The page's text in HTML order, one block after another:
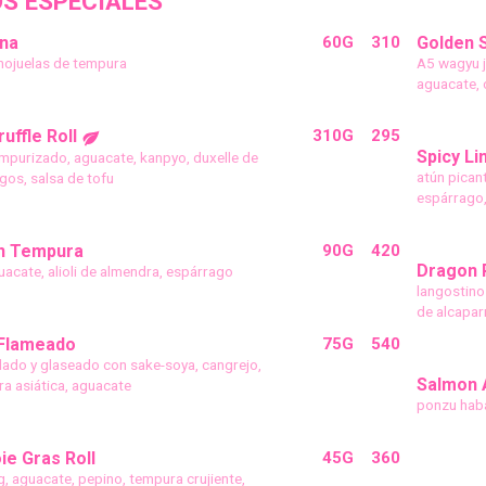
de tempura
60G 310
Roll
aguacate, kanpyo, duxelle de
salsa de tofu
310G 295
Tempura
alioli de almendra, espárrago
90G 420
y glaseado con sake-soya, cangrejo,
asiática, aguacate
75G 540
Gras Roll
aguacate, pepino, tempura crujiente,
45G 360
Golden
A5 wagyu
aguacate,
Spicy
atún
Dragon
de
Salmon
ponzu